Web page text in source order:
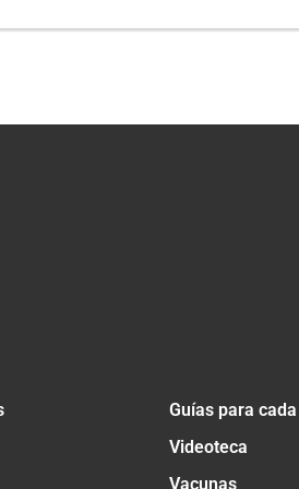
Guías para
Videoteca
Vacunas